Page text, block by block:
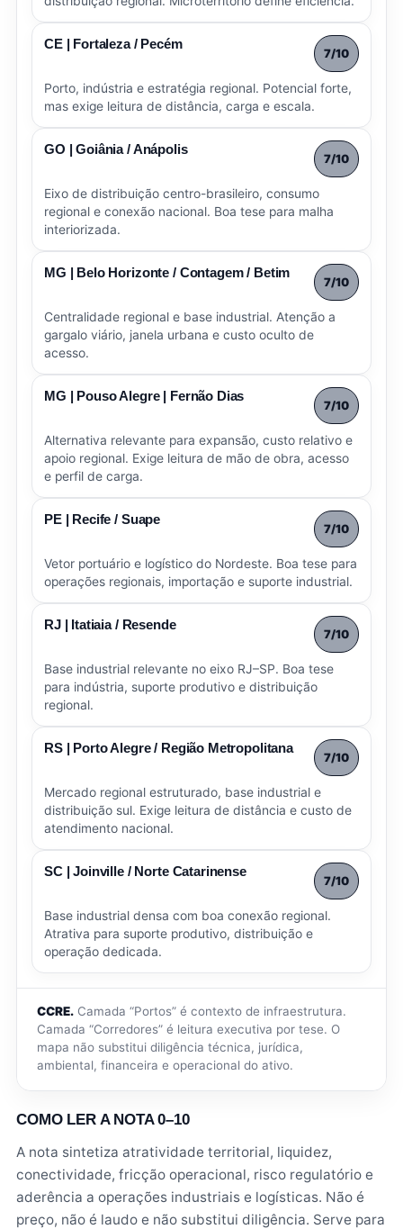
CE | Fortaleza / Pecém
7/10
Porto, indústria e estratégia regional. Potencial forte,
mas exige leitura de distância, carga e escala.
GO | Goiânia / Anápolis
7/10
Eixo de distribuição centro-brasileiro, consumo
regional e conexão nacional. Boa tese para malha
interiorizada.
MG | Belo Horizonte / Contagem / Betim
7/10
Centralidade regional e base industrial. Atenção a
gargalo viário, janela urbana e custo oculto de
acesso.
MG | Pouso Alegre | Fernão Dias
7/10
Alternativa relevante para expansão, custo relativo e
apoio regional. Exige leitura de mão de obra, acesso
e perfil de carga.
PE | Recife / Suape
7/10
Vetor portuário e logístico do Nordeste. Boa tese para
operações regionais, importação e suporte industrial.
RJ | Itatiaia / Resende
7/10
Base industrial relevante no eixo RJ–SP. Boa tese
para indústria, suporte produtivo e distribuição
regional.
RS | Porto Alegre / Região Metropolitana
7/10
Mercado regional estruturado, base industrial e
distribuição sul. Exige leitura de distância e custo de
atendimento nacional.
SC | Joinville / Norte Catarinense
7/10
Base industrial densa com boa conexão regional.
Atrativa para suporte produtivo, distribuição e
operação dedicada.
CCRE. Camada “Portos” é contexto de infraestrutura.
Camada “Corredores” é leitura executiva por tese. O
mapa não substitui diligência técnica, jurídica,
ambiental, financeira e operacional do ativo.
COMO LER A NOTA 0–10
A nota sintetiza atratividade territorial, liquidez,
conectividade, fricção operacional, risco regulatório e
aderência a operações industriais e logísticas. Não é
preço, não é laudo e não substitui diligência. Serve para